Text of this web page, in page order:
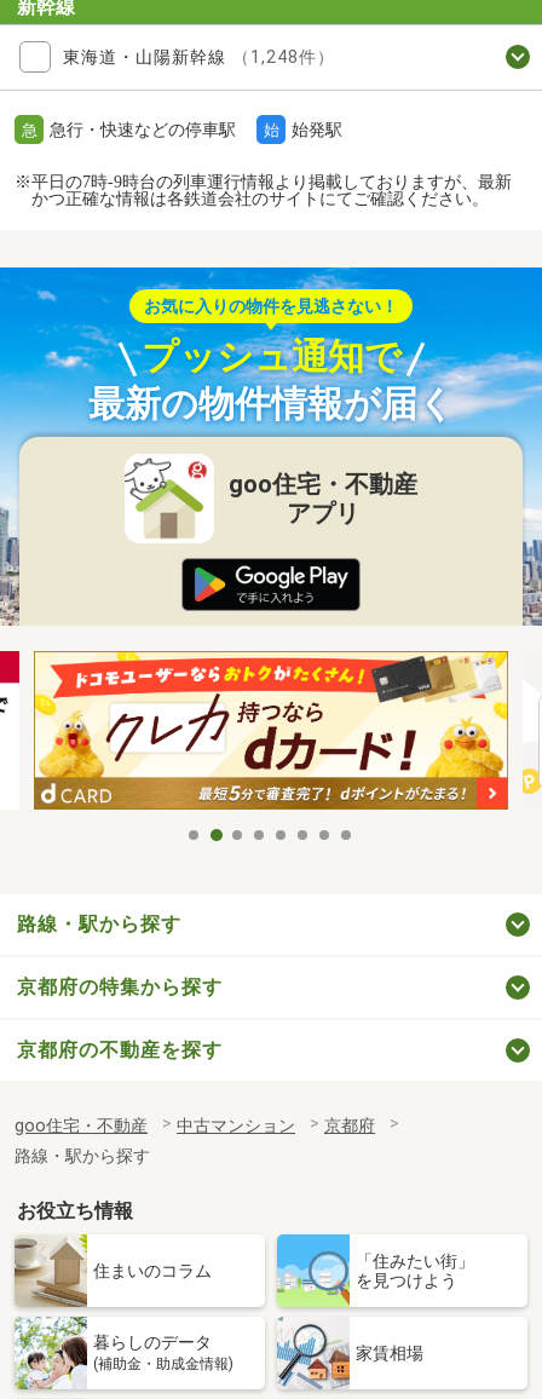
新幹線
東海道・山陽新幹線 （1,248件）
急 急行・快速などの停車駅 始 始発駅
※平日の7時-9時台の列車運行情報より掲載しておりますが、最新
かつ正確な情報は各鉄道会社のサイトにてご確認ください。
お気に入りの物件を見逃さない！
プッシュ通知で
最新の物件情報が届く
goo住宅・不動産
アプリ
路線・駅から探す
京都府の特集から探す
京都府の不動産を探す
goo住宅・不動産 中古マンション
京都府
路線・駅から探す
お役立ち情報
住まいのコラム
「住みたい街」
を見つけよう
暮らしのデータ
(補助金・助成金情報)
家賃相場